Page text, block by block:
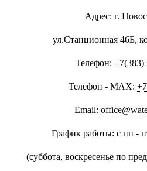
Адрес: г.
ул.Станционная 46Б,
Телефон: +7(383)
Телефон - MAX:
Email:
График работы: с пн -
(суббота, воскресенье по